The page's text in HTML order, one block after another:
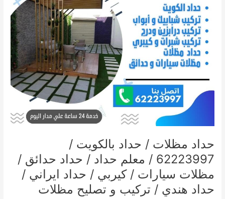
حداد مظلات / حداد بالكويت /
62223997 / معلم حداد / حداد حدائق /
مظلات سيارات / كيربي / حداد ايراني /
حداد هندي / تركيب و تصليح مظلات
بالكويت
62223997
معلم
حداد
حداد
حدائق
سيارات
كيربي
/
ايراني
/